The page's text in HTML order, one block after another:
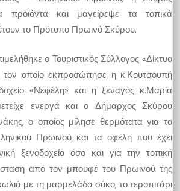
προϊόντα και μαγείρεψε τα τοπικά
το Πρότυπο Πρωινό Σκύρου.
ο Τουριστικός Σύλλογος «Δίκτυο
τον οποίο εκπροσώπησε η κ.Κουτσουπή
«Νεφέλη» και η ξεναγός κ.Μαρία
ενεργά και ο Δήμαρχος Σκύρου
ο οποίος μίλησε θερμότατα για το
Πρωινού και τα οφέλη που έχει
ξενοδοχεία όσο και για την τοπική
από τον μπουφέ του Πρωινού της
με τη μαρμελάδα σύκο, το τεροπιτάρι